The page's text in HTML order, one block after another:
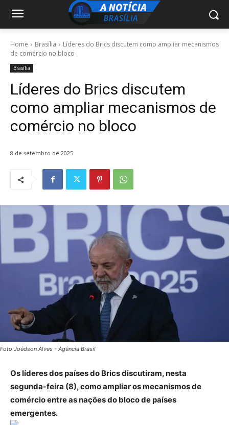
Home Brasília
Líderes do Brics discutem como ampliar mecanismos
de comércio no bloco
Brasília
Líderes do Brics discutem
como ampliar mecanismos de
comércio no bloco
8 de setembro de 2025
Foto Joédson Alves - Agência Brasil
Os líderes dos países do Brics discutiram, nesta
segunda-feira (8), como ampliar os mecanismos de
comércio entre as nações do bloco de países
emergentes.